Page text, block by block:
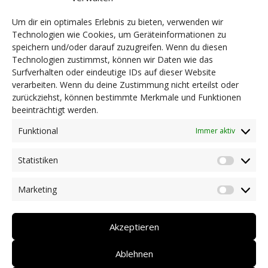
Um dir ein optimales Erlebnis zu bieten, verwenden wir
Technologien wie Cookies, um Geräteinformationen zu
speichern und/oder darauf zuzugreifen. Wenn du diesen
Technologien zustimmst, können wir Daten wie das
Surfverhalten oder eindeutige IDs auf dieser Website
verarbeiten. Wenn du deine Zustimmung nicht erteilst oder
zurückziehst, können bestimmte Merkmale und Funktionen
beeinträchtigt werden.
Funktional
Immer aktiv
Statistiken
Marketing
Akzeptieren
Ablehnen
Sponsoren, namentlich der Stiftung Südtiroler
Sparkasse für die finanzielle Unterstützung und
der Südtiroler Landesregierung für die
kostenlose Zurverfügungstellung der
Räumlichkeiten.
© 2020 DZE Südtirol KDS | St.-Nr.